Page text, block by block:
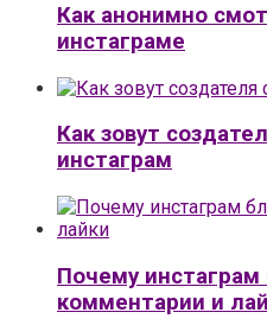
Как анонимно
инстаграме
Как зовут
инстаграм
Почему инстаграм
комментарии и